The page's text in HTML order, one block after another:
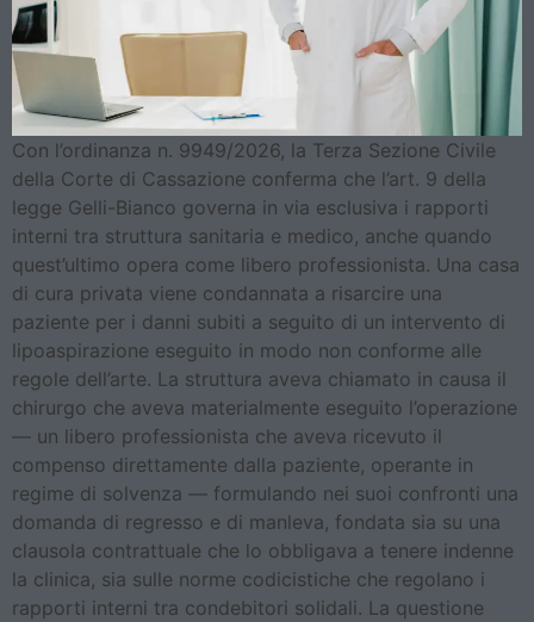
Con l’ordinanza n. 9949/2026, la Terza Sezione Civile
della Corte di Cassazione conferma che l’art. 9 della
legge Gelli-Bianco governa in via esclusiva i rapporti
interni tra struttura sanitaria e medico, anche quando
quest’ultimo opera come libero professionista. Una casa
di cura privata viene condannata a risarcire una
paziente per i danni subiti a seguito di un intervento di
lipoaspirazione eseguito in modo non conforme alle
regole dell’arte. La struttura aveva chiamato in causa il
chirurgo che aveva materialmente eseguito l’operazione
— un libero professionista che aveva ricevuto il
compenso direttamente dalla paziente, operante in
regime di solvenza — formulando nei suoi confronti una
domanda di regresso e di manleva, fondata sia su una
clausola contrattuale che lo obbligava a tenere indenne
la clinica, sia sulle norme codicistiche che regolano i
rapporti interni tra condebitori solidali. La questione